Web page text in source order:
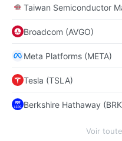
Taiwan Semiconductor
Broadcom (AVGO)
Meta Platforms (META)
Tesla (TSLA)
Berkshire Hathaway
Voir